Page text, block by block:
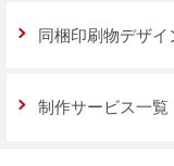
同梱印刷物デザイ
制作サービス一覧